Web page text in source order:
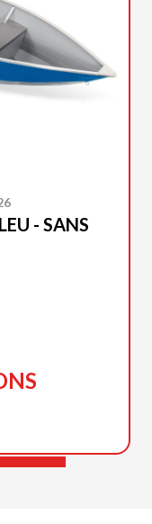
- SANS